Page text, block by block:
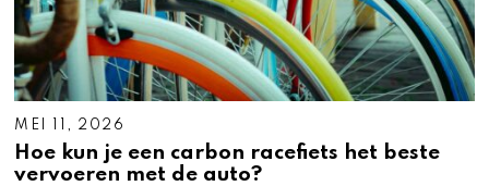
MEI 11, 2026
Hoe kun je een carbon racefiets het beste
vervoeren met de auto?